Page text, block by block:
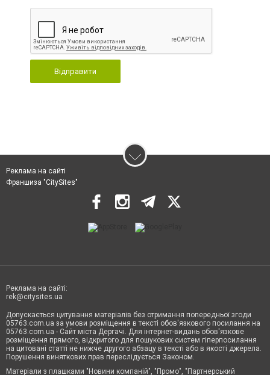
Відправити
Реклама на сайті
Франшиза "CitySites"
Реклама на сайті:
rek@citysites.ua
Допускається цитування матеріалів без отримання попередньої згоди
05763.com.ua за умови розміщення в тексті обов'язкового посилання на
05763.com.ua - Сайт міста Дергачі. Для інтернет-видань обов'язкове
розміщення прямого, відкритого для пошукових систем гіперпосилання
на цитовані статті не нижче другого абзацу в тексті або в якості джерела.
Порушення виняткових прав переслідується Законом.
Матеріали з плашками "Новини компаній", "Промо", "Партнерський